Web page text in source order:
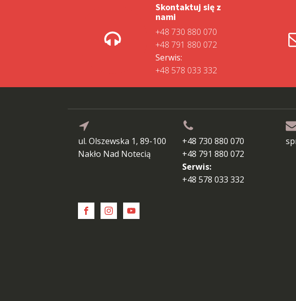
Skontaktuj się z
nami
+48 730 880 070
+48 791 880 072
Serwis:
+48 578 033 332
ul. Olszewska 1, 89-100
Nakło Nad Notecią
+48 730 880 070
+48 791 880 072
Serwis:
+48 578 033 332